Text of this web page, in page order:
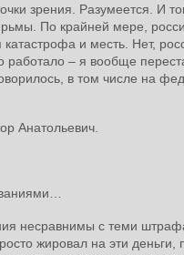
зрения. Разумеется. И
По крайней мере,
и месть. Нет,
– я вообще
в том числе на
Анатольевич.
несравнимы с теми
жировал на эти деньги,